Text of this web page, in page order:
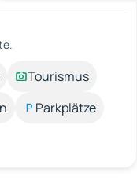
Tourismus
Parkplätze